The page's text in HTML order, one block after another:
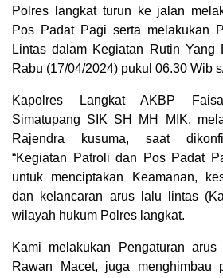
Polres langkat turun ke jalan
Pos Padat Pagi serta melakukan
Lintas dalam Kegiatan Rutin Yang
Rabu (17/04/2024) pukul 06.30 Wib
Kapolres Langkat AKBP
Simatupang SIK SH MH MIK,
Rajendra kusuma, saat
“Kegiatan Patroli dan Pos Padat
untuk menciptakan Keamanan,
dan kelancaran arus lalu lintas
wilayah hukum Polres langkat.
Kami melakukan Pengaturan
Rawan Macet, juga menghimbau